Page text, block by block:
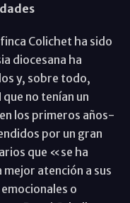
Colichet ha sido
diocesana ha
y, sobre todo,
no tenían un
los primeros años-
por un gran
que «se ha
atención a sus
o